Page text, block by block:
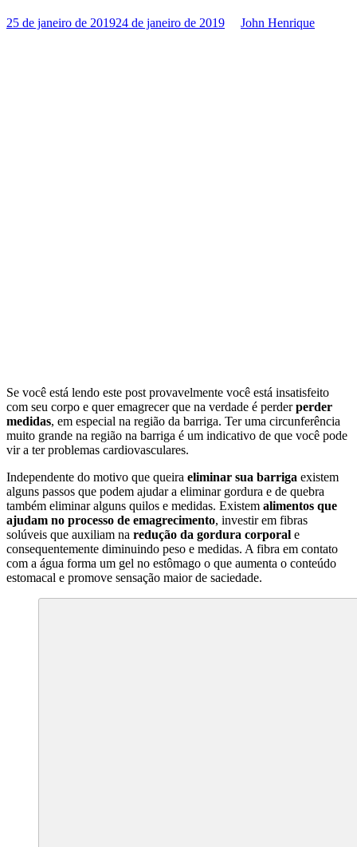
25 de janeiro de 201924 de janeiro de 2019 John Henrique
Se você está lendo este post provavelmente você está insatisfeito
com seu corpo e quer emagrecer que na verdade é perderperder
medidas, em especial na região da barriga. Ter uma circunferência
muito grande na região na barriga é um indicativo de que você pode
vir a ter problemas cardiovasculares.
Independente do motivo que queira eliminar sua barriga existem
alguns passos que podem ajudar a eliminar gordura e de quebra
também eliminar alguns quilos e medidas. Existem alimentos que
ajudam no processo de emagrecimento, investir em fibras
solúveis que auxiliam na redução da gordura corporal e
consequentemente diminuindo peso e medidas. A fibra em contato
com a água forma um gel no estômago o que aumenta o conteúdo
estomacal e promove sensação maior de saciedade.